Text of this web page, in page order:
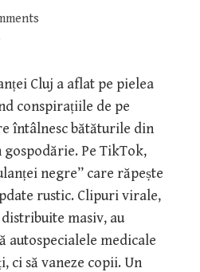
Cluj a aflat pe pielea
conspirațiile de pe
întâlnesc bătăturile din
Pe TikTok,
negre” care răpește
rustic. Clipuri virale,
masiv, au
autospecialele medicale
ci să vaneze copii. Un